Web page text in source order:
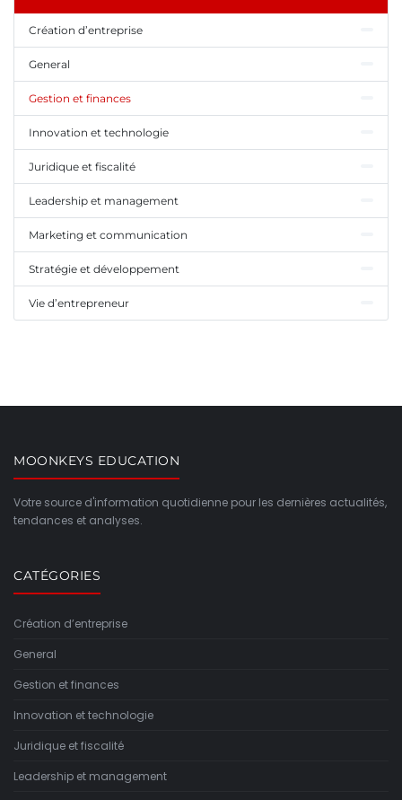
Création d’entreprise
General
Gestion et finances
Innovation et technologie
Juridique et fiscalité
Leadership et management
Marketing et communication
Stratégie et développement
Vie d’entrepreneur
MOONKEYS EDUCATION
Votre source d'information quotidienne pour les dernières actualités,
tendances et analyses.
CATÉGORIES
Création d’entreprise
General
Gestion et finances
Innovation et technologie
Juridique et fiscalité
Leadership et management